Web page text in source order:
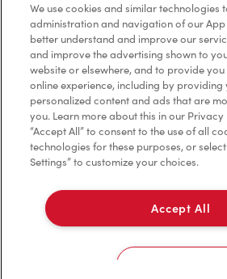
Conditions de service
Marques de commerce
Accessibilité
Diagnostic
Contactez-nous
We use cookies and similar technologies
administration and navigation of our
better understand and improve our
and improve the advertising shown to
website or elsewhere, and to provide
online experience, including by providing
personalized content and ads that are
you. Learn more about this in our Privacy
“Accept All” to consent to the use of all
technologies for these purposes, or select
Settings” to customize your choices.
Accept All